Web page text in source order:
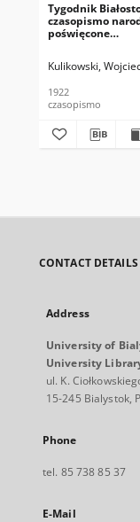
Tygodnik
czasopismo
poświęcone
i ekonomicznym
miejscowych.
Nr 1
Kulikowski,
1922
czasopismo
CONTACT DETAILS
Address
University of
University
ul. K.
15-245 Bialystok,
Phone
tel. 85 738 85 37
E-Mail